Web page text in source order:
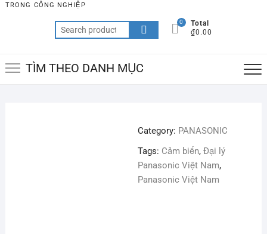
TRONG CÔNG NGHIỆP
Search
for:
0
Total
₫0.00
TÌM THEO DANH MỤC
Category: PANASONIC
Tags: Cảm biến,Đại lý
Panasonic Việt Nam,
Panasonic Việt Nam